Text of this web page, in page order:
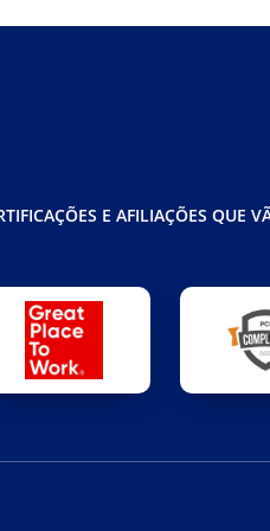
E AFILIAÇÕES QUE